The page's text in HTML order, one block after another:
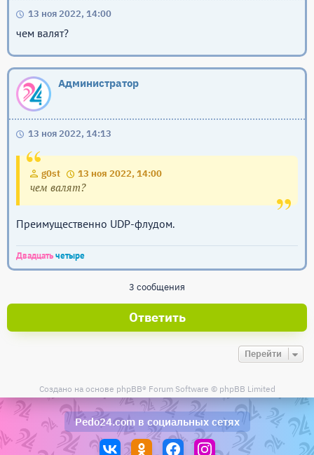
13 ноя 2022, 14:00
чем валят?
Администратор
13 ноя 2022, 14:13
g0st 13 ноя 2022, 14:00
чем валят?
Преимущественно UDP-флудом.
Двадцатьчетыре
3 сообщения
Ответить
Перейти
Создано на основе phpBB® Forum Software © phpBB Limited
Pedo24.comв социальных сетях